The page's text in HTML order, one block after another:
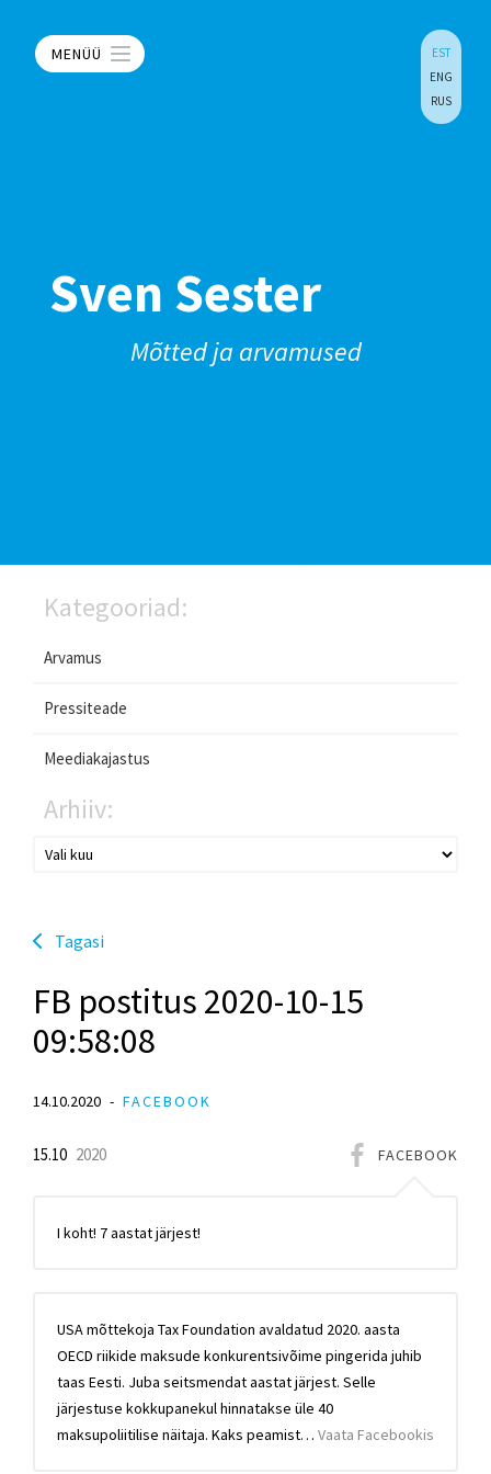
MENÜÜ
EST
ENG
RUS
Sven Sester
Mõtted ja arvamused
Kategooriad:
Arvamus
Pressiteade
Meediakajastus
Arhiiv:
Tagasi
FB postitus 2020-10-15
09:58:08
14.10.2020 FACEBOOK
FACEBOOK
15.10 2020
I koht! 7 aastat järjest!
USA mõttekoja Tax Foundation avaldatud 2020. aasta
OECD riikide maksude konkurentsivõime pingerida juhib
taas Eesti. Juba seitsmendat aastat järjest. Selle
järjestuse kokkupanekul hinnatakse üle 40
maksupoliitilise näitaja. Kaks peamist… Vaata Facebookis